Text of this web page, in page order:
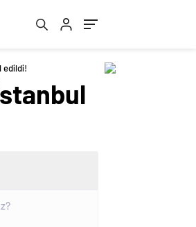
edildi!